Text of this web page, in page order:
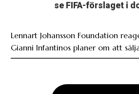
se FIFA-förslaget i
Lennart Johansson Foundation
Gianni Infantinos planer om att